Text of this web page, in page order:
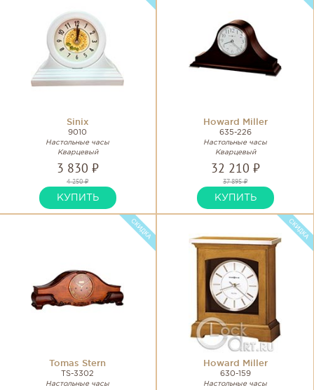
Sinix
9010
Настольные часы
Кварцевый
3 830 ₽
4 250 ₽
КУПИТЬ
Howard Miller
635-226
Настольные часы
Кварцевый
32 210 ₽
37 895 ₽
КУПИТЬ
Tomas Stern
TS-3302
Настольные часы
Howard Miller
630-159
Настольные часы